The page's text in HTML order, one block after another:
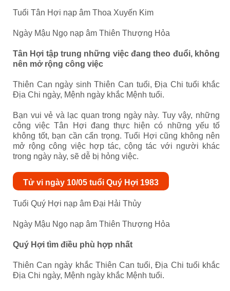
Tuổi Tân Hợi nạp âm Thoa Xuyến Kim
Ngày Mậu Ngọ nạp âm Thiên Thượng Hỏa
Tân Hợi tập trung những việc đang theo đuổi, không
nên mở rộng công việc
Thiên Can ngày sinh Thiên Can tuổi, Địa Chi tuổi khắc
Địa Chi ngày, Mệnh ngày khắc Mệnh tuổi.
Bạn vui vẻ và lạc quan trong ngày này. Tuy vậy, những
công việc Tân Hợi đang thực hiện có những yếu tố
không tốt, bạn cần cẩn trọng. Tuổi Hợi cũng không nên
mở rộng công việc hợp tác, cộng tác với người khác
trong ngày này, sẽ dễ bị hỏng việc.
Tử vi ngày 10/05 tuổi Quý Hợi 1983
Tuổi Quý Hợi nạp âm Đại Hải Thủy
Ngày Mậu Ngọ nạp âm Thiên Thượng Hỏa
Quý Hợi tìm điều phù hợp nhất
Thiên Can ngày khắc Thiên Can tuổi, Địa Chi tuổi khắc
Địa Chi ngày, Mệnh ngày khắc Mệnh tuổi.